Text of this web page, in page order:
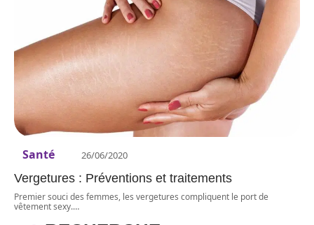
Santé 26/06/2020
Vergetures : Préventions et traitements
Premier souci des femmes, les vergetures compliquent le port de
vêtement sexy.…